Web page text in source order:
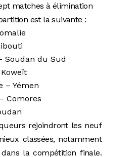
matches à élimination
est la suivante :
Soudan du Sud
– Yémen
Comores
rejoindront les neuf
classées, notamment
la compétition finale.